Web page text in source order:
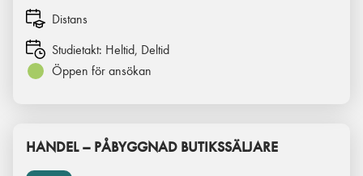
Distans
Studietakt: Heltid, Deltid
Öppen för ansökan
HANDEL – PÅBYGGNAD BUTIKSSÄLJARE